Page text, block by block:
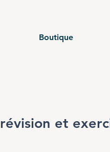
Boutique
et